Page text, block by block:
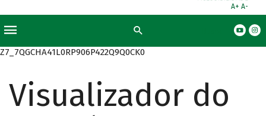
A+ A-
Z7_7QGCHA41L0RP906P422Q9Q0CK0
Visualizador do